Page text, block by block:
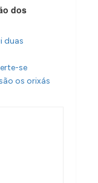
dos
duas
se
os orixás